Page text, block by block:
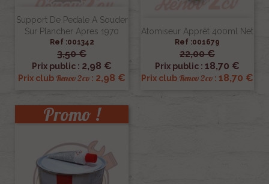
Support De Pedale A Souder
Sur Plancher Apres 1970
Ref :001342
3,50 €
Prix public : 2,98 €
Prix club Renov 2cv : 2,98 €
Atomiseur Apprêt 400ml Net
Ref :001679
22,00 €
Prix public : 18,70 €
Prix club Renov 2cv : 18,70 €
Promo !